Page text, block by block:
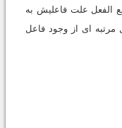
الفعل علت فاعلیش به
مرتبه اى از وجود فاعل